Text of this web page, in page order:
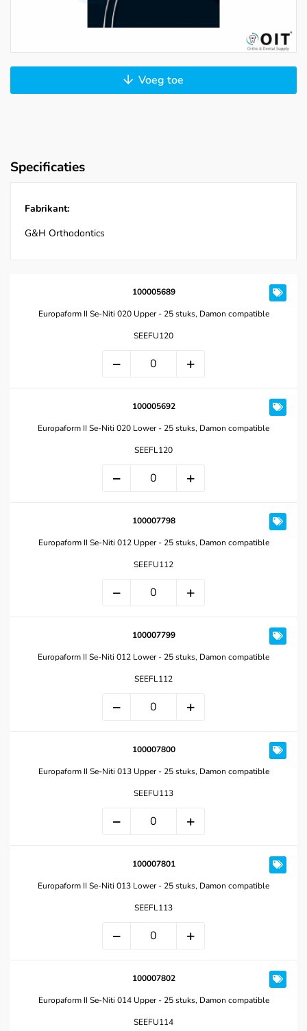
Voeg toe
Specificaties
Fabrikant:
G&H Orthodontics
100005689
Europaform II Se-Niti 020 Upper - 25 stuks, Damon compatible
SEEFU120
100005692
Europaform II Se-Niti 020 Lower - 25 stuks, Damon compatible
SEEFL120
100007798
Europaform II Se-Niti 012 Upper - 25 stuks, Damon compatible
SEEFU112
100007799
Europaform II Se-Niti 012 Lower - 25 stuks, Damon compatible
SEEFL112
100007800
Europaform II Se-Niti 013 Upper - 25 stuks, Damon compatible
SEEFU113
100007801
Europaform II Se-Niti 013 Lower - 25 stuks, Damon compatible
SEEFL113
100007802
Europaform II Se-Niti 014 Upper - 25 stuks, Damon compatible
SEEFU114